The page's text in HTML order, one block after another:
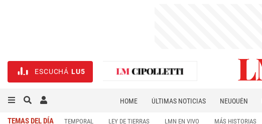
ESCUCHÁ LU5
HOME ÚLTIMAS NOTICIAS NEUQUÉN
TEMAS DEL DÍA TEMPORAL LEY DE TIERRAS LMN EN VIVO MÁS HISTORIAS